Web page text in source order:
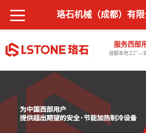
服务西部
成都本地工厂—
珞石机械（成都）有限